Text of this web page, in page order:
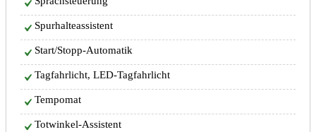
Spurhalteassistent
Start/Stopp-Automatik
Tagfahrlicht, LED-Tagfahrlicht
Tempomat
Totwinkel-Assistent